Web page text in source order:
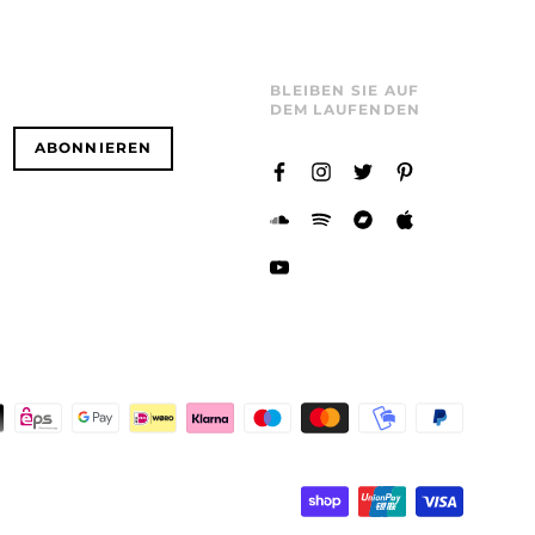
ABONNIEREN
BLEIBEN SIE AUF
DEM LAUFENDEN